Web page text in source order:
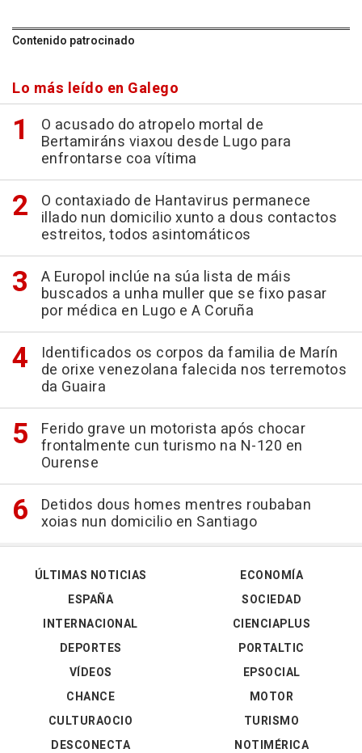
Contenido patrocinado
Lo más leído en Galego
O acusado do atropelo mortal de
Bertamiráns viaxou desde Lugo para
enfrontarse coa vítima
O contaxiado de Hantavirus permanece
illado nun domicilio xunto a dous contactos
estreitos, todos asintomáticos
A Europol inclúe na súa lista de máis
buscados a unha muller que se fixo pasar
por médica en Lugo e A Coruña
Identificados os corpos da familia de Marín
de orixe venezolana falecida nos terremotos
da Guaira
Ferido grave un motorista após chocar
frontalmente cun turismo na N-120 en
Ourense
Detidos dous homes mentres roubaban
xoias nun domicilio en Santiago
ÚLTIMAS NOTICIAS
ESPAÑA
INTERNACIONAL
DEPORTES
VÍDEOS
ECONOMÍA
SOCIEDAD
CIENCIAPLUS
PORTALTIC
EPSOCIAL
CHANCE
CULTURAOCIO
DESCONECTA
MOTOR
TURISMO
NOTIMÉRICA